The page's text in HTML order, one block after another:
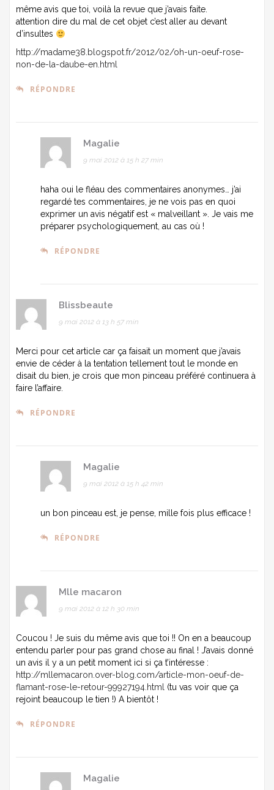
même avis que toi, voilà la revue que j’avais faite.
attention dire du mal de cet objet c’est aller au devant
d’insultes
http://madame38.blogspot.fr/2012/02/oh-un-oeuf-rose-
non-de-la-daube-en.html
RÉPONDRE
Magalie
9 mai 2012 à 15 h 27 min
haha oui le fléau des commentaires anonymes… j’ai
regardé tes commentaires, je ne vois pas en quoi
exprimer un avis négatif est « malveillant ». Je vais me
préparer psychologiquement, au cas où !
RÉPONDRE
Blissbeaute
9 mai 2012 à 13 h 57 min
Merci pour cet article car ça faisait un moment que j’avais
envie de céder à la tentation tellement tout le monde en
disait du bien, je crois que mon pinceau préféré continuera à
faire l’affaire.
RÉPONDRE
Magalie
9 mai 2012 à 15 h 42 min
un bon pinceau est, je pense, mille fois plus efficace !
RÉPONDRE
Mlle macaron
9 mai 2012 à 12 h 30 min
Coucou ! Je suis du même avis que toi !! On en a beaucoup
entendu parler pour pas grand chose au final ! J’avais donné
un avis il y a un petit moment ici si ça t’intéresse :
http://mllemacaron.over-blog.com/article-mon-oeuf-de-
flamant-rose-le-retour-99927194.html (tu vas voir que ça
rejoint beaucoup le tien !) A bientôt !
RÉPONDRE
Magalie